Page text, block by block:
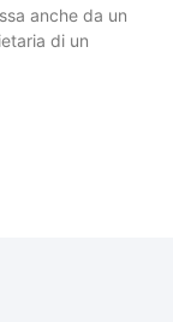
anche da un
di un